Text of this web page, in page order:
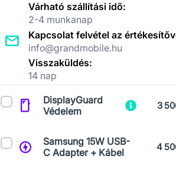
Várható szállítási idő:
2-4 munkanap
Kapcsolat felvétel az
info@grandmobile.hu
Visszaküldés:
14 nap
Kiegészítők
DisplayGuard
Védelem
3
Samsung 15W USB-
C Adapter + Kábel
4